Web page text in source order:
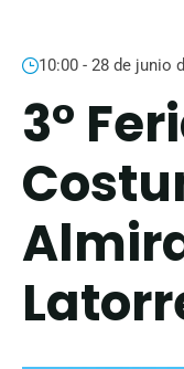
10:00 - 28 de junio
3°